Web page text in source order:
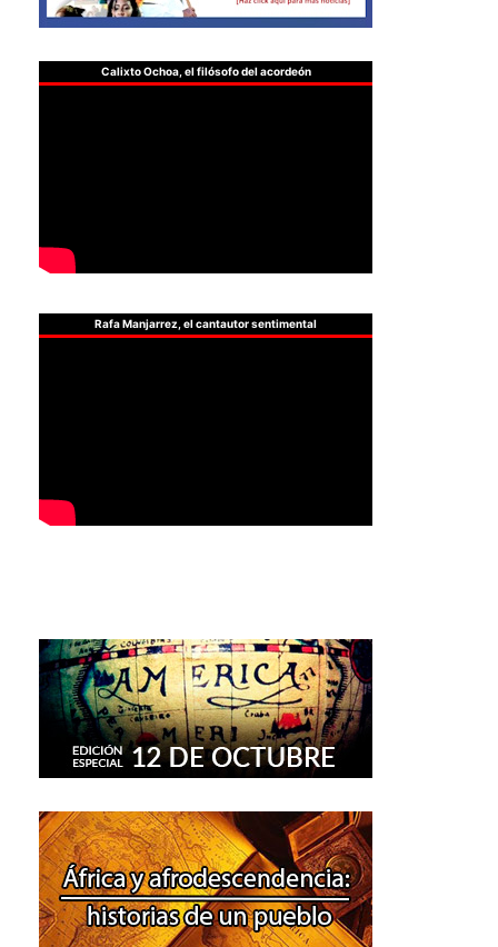
Calixto Ochoa, el filósofo del acordeón
Rafa Manjarrez, el cantautor sentimental